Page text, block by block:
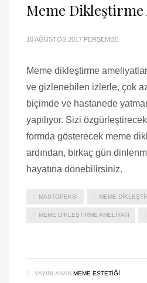
Meme Dikleştirme
10 AĞUSTOS 2017 PERŞEMBE
Meme dikleştirme
ve gizlenebilen izlerle, çok
biçimde ve hastanede
yapılıyor. Sizi
formda gösterecek meme
ardından, birkaç gün
hayatına dönebilirsiniz.
MASTOPEKSI MEME
MEME DIKLEŞTIRME AMELIYATI
YAYINLANAN MEME ESTETIĞI